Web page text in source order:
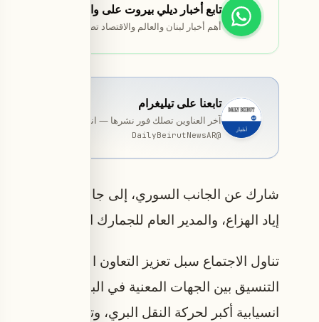
تابع أخبار ديلي بيروت على واتساب
أهم أخبار لبنان والعالم والاقتصاد تصلك مباشرة.
تابعنا على تيليغرام
آخر العناوين تصلك فور نشرها — انضمّ إلى قناة المخصّصة
@
DailyBeirutNewsAR
شارك عن الجانب السوري، إلى جانب بدوي، القائم
إياد الهزاع، والمدير العام للجمارك الدكتور خالد
تناول الاجتماع سبل تعزيز التعاون الثنائي في
التنسيق بين الجهات المعنية في البلدين، بما
انسيابية أكبر لحركة النقل البري، وتعزيز حركة